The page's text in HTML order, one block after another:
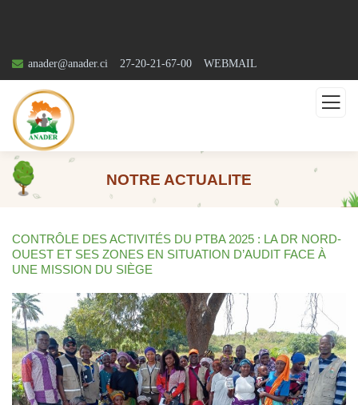
anader@anader.ci 27-20-21-67-00 WEBMAIL
NOTRE ACTUALITE
CONTRÔLE DES ACTIVITÉS DU PTBA 2025 : LA DR NORD-
OUEST ET SES ZONES EN SITUATION D’AUDIT FACE À
UNE MISSION DU SIÈGE